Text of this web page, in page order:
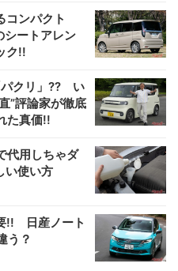
コンパクト
ートアレン
ク!!
パクリ」?? い
”評論家が徹底
た真価!!
代用しちゃダ
使い方
!! 日産ノート
う？